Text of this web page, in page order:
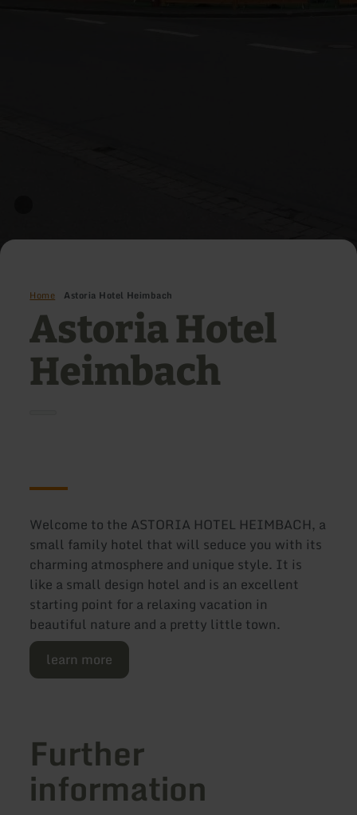
Home Astoria Hotel Heimbach
Astoria Hotel
Heimbach
Welcome to the ASTORIA HOTEL HEIMBACH, a
small family hotel that will seduce you with its
charming atmosphere and unique style. It is
like a small design hotel and is an excellent
starting point for a relaxing vacation in
beautiful nature and a pretty little town.
learn more
Further
information